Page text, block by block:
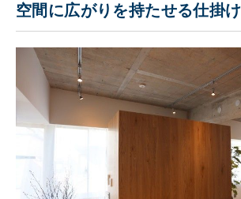
空間に広がりを持たせる仕掛け